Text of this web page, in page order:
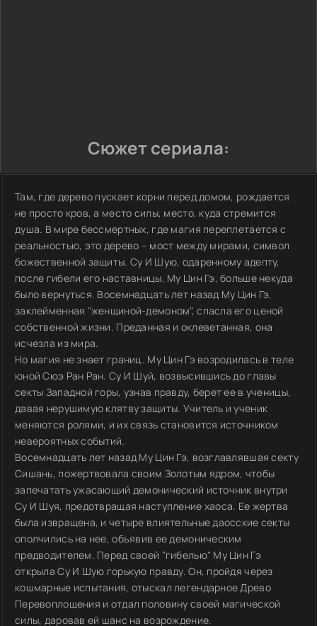
Сюжет сериала:
Там, где дерево пускает корни перед домом, рождается
не просто кров, а место силы, место, куда стремится
душа. В мире бессмертных, где магия переплетается с
реальностью, это дерево – мост между мирами, символ
божественной защиты. Су И Шую, одаренному адепту,
после гибели его наставницы, Му Цин Гэ, больше некуда
было вернуться. Восемнадцать лет назад Му Цин Гэ,
заклейменная "женщиной-демоном", спасла его ценой
собственной жизни. Преданная и оклеветанная, она
исчезла из мира.
Но магия не знает границ. Му Цин Гэ возродилась в теле
юной Сюэ Ран Ран. Су И Шуй, возвысившись до главы
секты Западной горы, узнав правду, берет ее в ученицы,
давая нерушимую клятву защиты. Учитель и ученик
меняются ролями, и их связь становится источником
невероятных событий.
Восемнадцать лет назад Му Цин Гэ, возглавлявшая секту
Сишань, пожертвовала своим Золотым ядром, чтобы
запечатать ужасающий демонический источник внутри
Су И Шуя, предотвращая наступление хаоса. Ее жертва
была извращена, и четыре влиятельные даосские секты
ополчились на нее, объявив ее демоническим
предводителем. Перед своей "гибелью" Му Цин Гэ
открыла Су И Шую горькую правду. Он, пройдя через
кошмарные испытания, отыскал легендарное Древо
Перевоплощения и отдал половину своей магической
силы, даровав ей шанс на возрождение.